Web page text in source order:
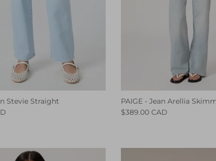
Stevie Straight
PAIGE - Jean Arellia
$389.00 CAD